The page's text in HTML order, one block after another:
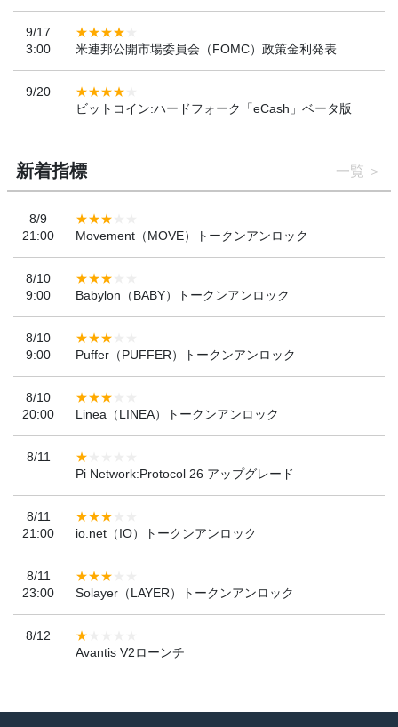
9/17
3:00
米連邦公開市場委員会（FOMC）政策金利発表
9/20
ビットコイン:ハードフォーク「eCash」ベータ版
新着指標 一覧
8/9
21:00
Movement（MOVE）トークンアンロック
8/10
9:00
Babylon（BABY）トークンアンロック
8/10
9:00
Puffer（PUFFER）トークンアンロック
8/10
20:00
Linea（LINEA）トークンアンロック
8/11
Pi Network:Protocol 26 アップグレード
8/11
21:00
io.net（IO）トークンアンロック
8/11
23:00
Solayer（LAYER）トークンアンロック
8/12
Avantis V2ローンチ